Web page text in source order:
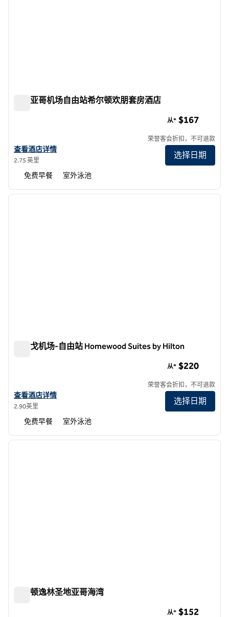
圣地亚哥机场自由站希尔顿欢朋套房酒店
查看 欢朋圣地亚哥机场自由站 酒店详情
查看酒店详情
2.75 英里
从* $167
荣誉客会折扣，不可退款
选择日期
免费早餐 室外泳池
1/12
下一
圣迭戈机场-自由站 Homewood Suites by Hilton
查看Homewood Suites by Hilton圣地亚哥机场-自由站的酒店详情
查看酒店详情
2.90英里
从* $220
荣誉客会折扣，不可退款
选择日期
免费早餐 室外泳池
1/12
下一
希尔顿逸林圣地亚哥海湾
从* $152